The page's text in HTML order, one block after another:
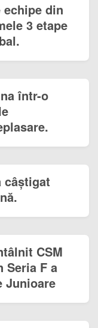
din
3 etape
într-o
câștigat
CSM
Seria F a
Junioare